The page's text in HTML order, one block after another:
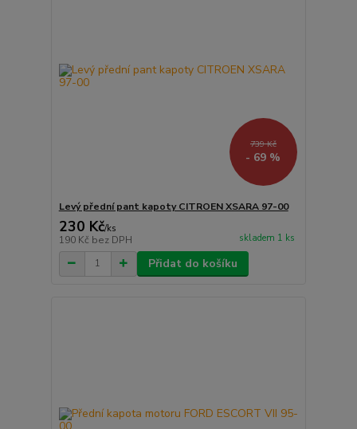
739 Kč
- 69 %
Levý přední pant kapoty CITROEN XSARA 97-00
230 Kč/ks
190 Kč bez DPH skladem 1 ks
Přidat do košíku